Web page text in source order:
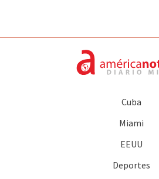
Cuba
Miami
EEUU
Deportes